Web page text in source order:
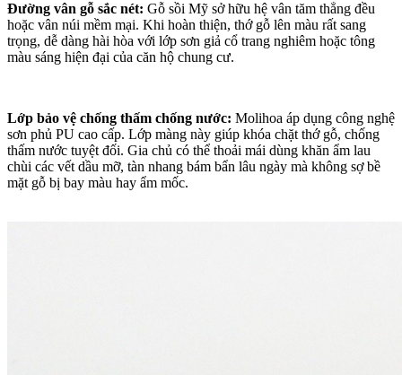
Đường vân gỗ sắc nét: Gỗ sồi Mỹ sở hữu hệ vân tăm thẳng đều
hoặc vân núi mềm mại. Khi hoàn thiện, thớ gỗ lên màu rất sang
trọng, dễ dàng hài hòa với lớp sơn giả cổ trang nghiêm hoặc tông
màu sáng hiện đại của căn hộ chung cư.
Lớp bảo vệ chống thấm chống nước: Molihoa áp dụng công nghệ
sơn phủ PU cao cấp. Lớp màng này giúp khóa chặt thớ gỗ, chống
thấm nước tuyệt đối. Gia chủ có thể thoải mái dùng khăn ẩm lau
chùi các vết dầu mỡ, tàn nhang bám bẩn lâu ngày mà không sợ bề
mặt gỗ bị bay màu hay ẩm mốc.